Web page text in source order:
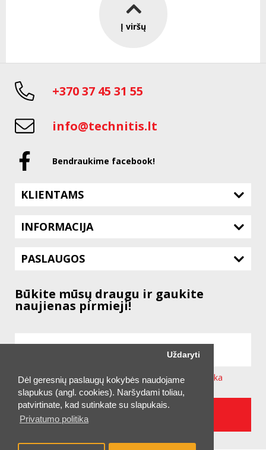
Dėl geresnių paslaugų kokybės naudojame
slapukus (angl. cookies). Naršydami toliau,
patvirtinate, kad sutinkate su slapukais.
Privatumo politika
Uždaryti
Į viršų
+370 37 45 31 55
info@technitis.lt
Bendraukime facebook!
KLIENTAMS
INFORMACIJA
PASLAUGOS
Būkite mūsų draugu ir gaukite
naujienas pirmieji!
Sutinku su svetainėje taikomaPrivatumo Politika
UŽSAKYTI NAUJIENLAIŠKĮ